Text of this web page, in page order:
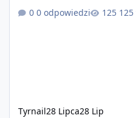
kontentu dla graczy którzy
jeździć ciężarówką. Projekt tworzony jest od podstaw z
0 odpowiedzi
Tyrnail28 Lipca28 Lip